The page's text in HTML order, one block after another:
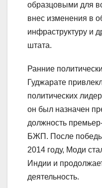
образцовыми для
внес изменения в
инфраструктуру и
штата.
Ранние
Гуджарате
политических
он был назначен
должность
БЖП. После
2014 году, Моди
Индии и
деятельность.